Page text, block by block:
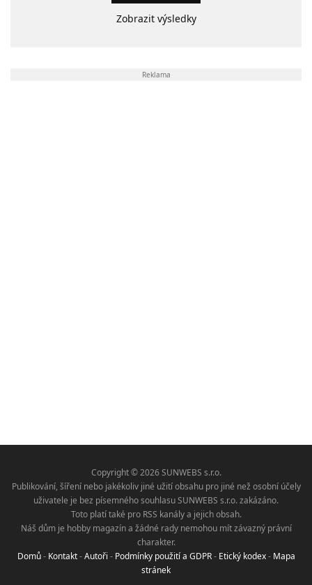
Zobrazit výsledky
Reklama
Copyright © 2026 SUNWEBS s.r.o.
Publikování, šíření nebo jakékoliv jiné užití obsahu pro jiné než osobní účely
uživatele je bez písemného souhlasu SUNWEBS s.r.o. zakázáno.
Toto platí také pro RSS kanály a jejich obsah.
Náš dům je hobby magazín a žádné rady nemohou mít závazný právní
charakter.
Domů- Kontakt-Autoři - Podmínky použití a GDPR- Etický kodex- Mapa
stránek